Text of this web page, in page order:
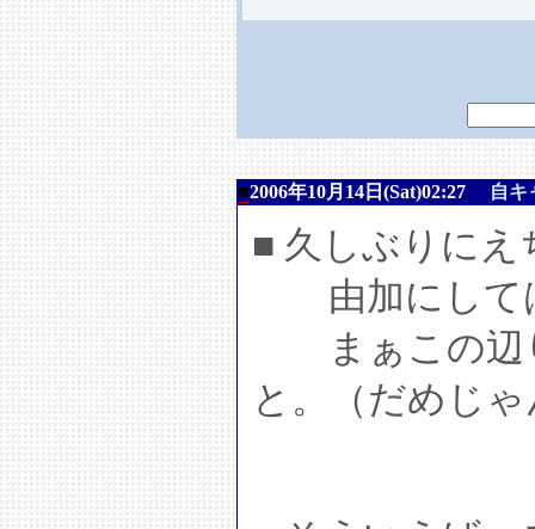
■2006年10月14日(Sat)02:27 自キ
■ 久しぶりにえ
由加にして
まぁこの辺
と。（だめじゃ